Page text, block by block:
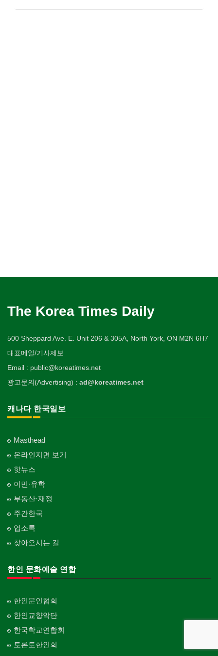
The Korea Times Daily
500 Sheppard Ave. E. Unit 206 & 305A, North York, ON M2N 6H7
대표메일/기사제보
Email : public@koreatimes.net
광고문의(Advertising) : ad@koreatimes.net
캐나다 한국일보
Masthead
온라인지면 보기
핫뉴스
이민·유학
부동산·재정
주간한국
업소록
찾아오시는 길
한인 문화예술 연합
한인문인협회
한인교향악단
한국학교연합회
토론토한인회